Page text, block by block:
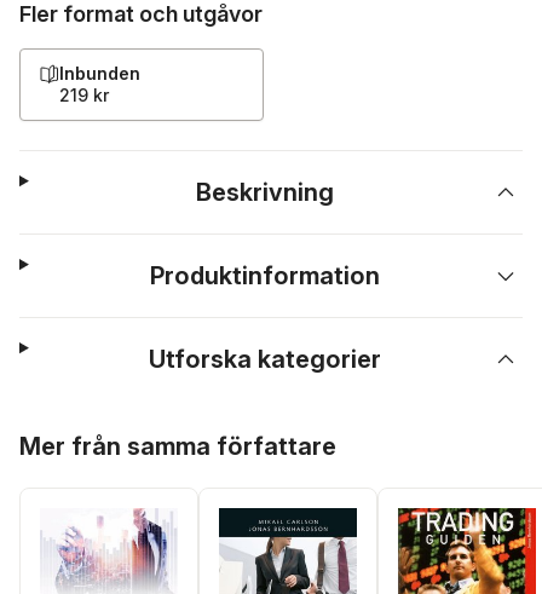
Fler format och utgåvor
Inbunden
219 kr
Beskrivning
Produktinformation
Utforska kategorier
Mer från samma författare